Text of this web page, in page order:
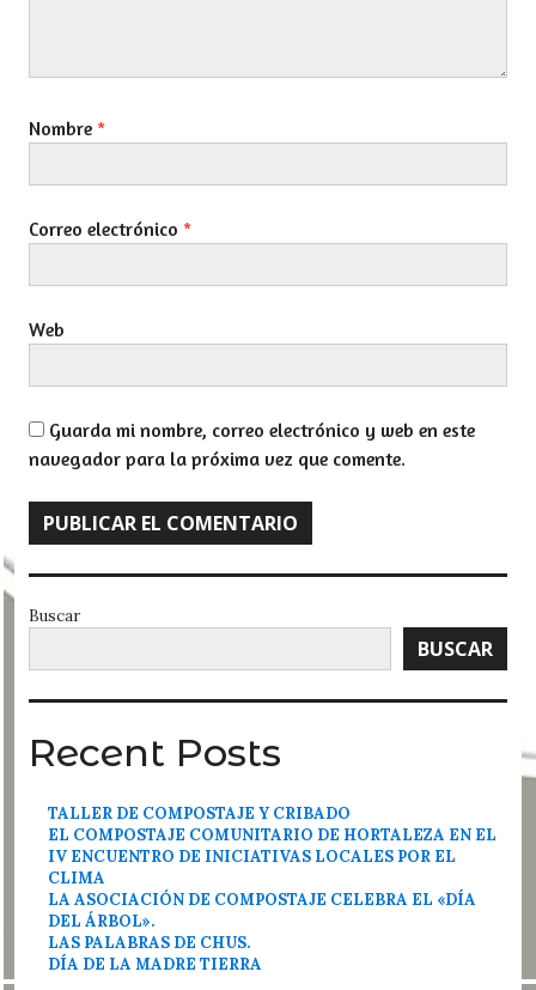
Nombre *
Correo electrónico *
Web
Guarda mi nombre, correo electrónico y web en este
navegador para la próxima vez que comente.
Buscar
BUSCAR
Recent Posts
TALLER DE COMPOSTAJE Y CRIBADO
EL COMPOSTAJE COMUNITARIO DE HORTALEZA EN EL
IV ENCUENTRO DE INICIATIVAS LOCALES POR EL
CLIMA
LA ASOCIACIÓN DE COMPOSTAJE CELEBRA EL «DÍA
DEL ÁRBOL».
LAS PALABRAS DE CHUS.
DÍA DE LA MADRE TIERRA